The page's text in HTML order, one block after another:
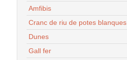
Amfibis
Cranc de riu de potes blanques
Dunes
Gall fer